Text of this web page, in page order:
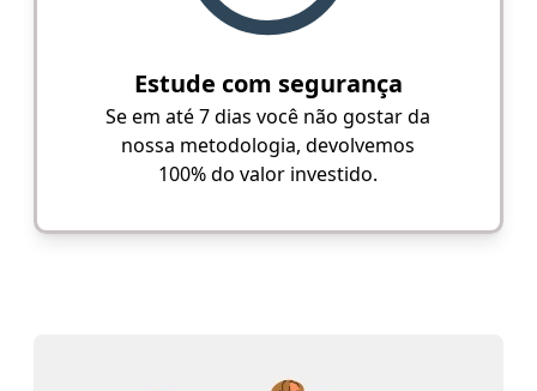
Estude com segurança
Se em até 7 dias você não gostar da
nossa metodologia, devolvemos
100% do valor investido.